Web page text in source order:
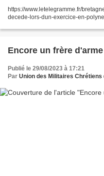
https://www.letelegramme.fr/
decede-lors-dun-exercice-en-
Encore un frère
Publié le 29/08/2023 à 17:21
Par Union des Militaires Chrétiens